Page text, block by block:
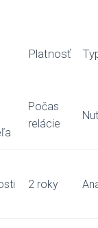
Platnosť
Počas
relácie
2 roky